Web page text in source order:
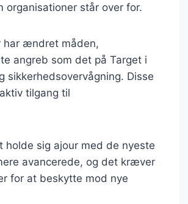
organisationer står over for.
har ændret måden,
angreb som det på Target i
sikkerhedsovervågning. Disse
tilgang til
sig ajour med de nyeste
avancerede, og det kræver
for at beskytte mod nye